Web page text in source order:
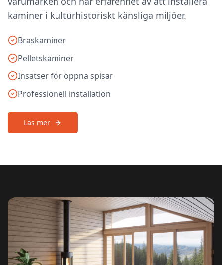
kaminer i kulturhistoriskt känsliga miljöer.
Braskaminer
Pelletskaminer
Insatser för öppna spisar
Professionell installation
Läs mer